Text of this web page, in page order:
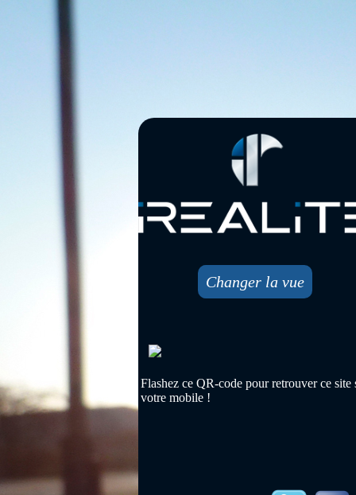
Changer la vue
Flashez ce QR-code pour retrouver ce site
votre mobile !